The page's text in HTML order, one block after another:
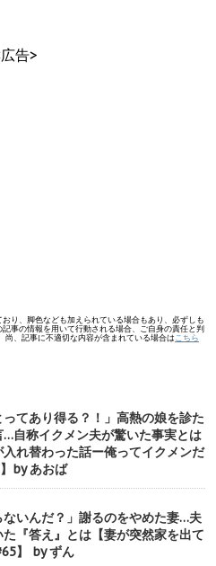
告>
り、脚色なども加えられている場合もあり、必ずしも
事の情報を用いて行動される場合、ご自身の責任と判
、記事に不適切な内容が含まれている場合はこちら
ってあり得る？！」高熱の娘を診た
…自称イクメン夫が驚いた事実とは
入れ替わった話ー俺ってイクメンだ
by あおば
ないんだ？」謝るのをやめた妻…夫
『答え』とは【妻が突然家を出て
】 by ずん